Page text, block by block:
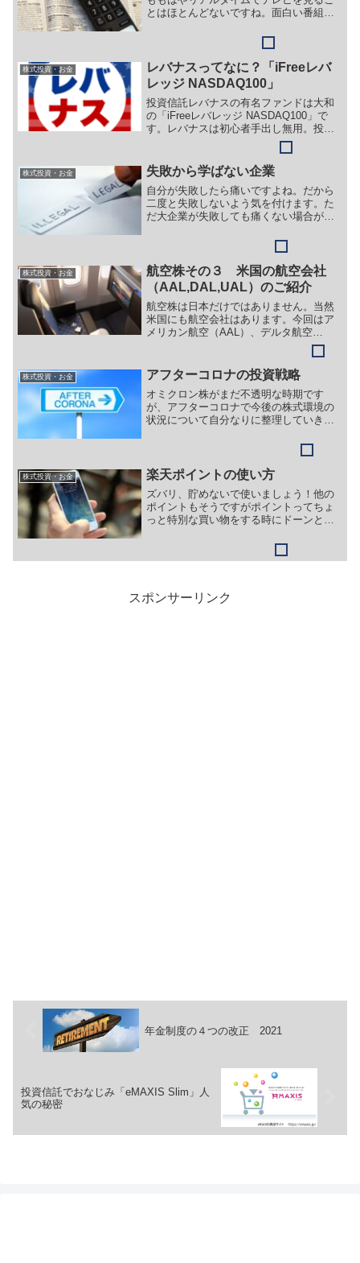
とはほとんどないですね。面白い番組は
るのが「日経プラス９」と「いい伊豆み
つけた」と「名探偵コナン」ぐらいか
な。ドラマ系をみる...
株式投資・お金
レバナスってなに？「iFreeレバ
レッジ NASDAQ100」
投資信託レバナスの有名ファンドは大和
の「iFreeレバレッジ NASDAQ100」で
す。レバナスは初心者手出し無用。投資
経験者も手出し無用。つまり手出し無
株式投資・お金 失敗から学ばない企業
自分が失敗したら痛いですよね。だから
二度と失敗しないよう気を付けます。た
だ大企業が失敗しても痛くない場合が多
株式投資・お金
航空株その３ 米国の航空会社
（AAL,DAL,UAL）のご紹介
航空株は日本だけではありません。当然
米国にも航空会社はあります。今回はア
メリカン航空（AAL）、デルタ航空
（DAL）、ユナイテッド航空（UAL）を
株式投資・お金 アフターコロナの投資戦略
オミクロン株がまだ不透明な時期です
が、アフターコロナで今後の株式環境の
状況について自分なりに整理していきた
ころはあるとおもいますので、みなさん
の整理にも役立てていただければ幸いで
す。
株式投資・お金 楽天ポイントの使い方
ズバリ、貯めないで使いましょう！他の
ポイントもそうですがポイントってちょ
っと特別な買い物をする時にドーンと使
くお得です。だけどいつもいつもその恩
恵は受けられません。従って自分は楽天
スポンサーリンク
年金制度の４つの改正 2021
投資信託でおなじみ「eMAXIS Slim」人
気の秘密